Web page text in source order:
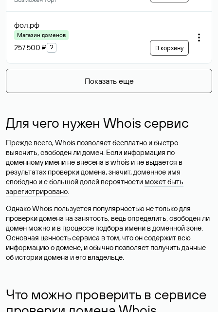
фол.рф
Магазин доменов
257 500 ₽ ? В корзину
Показать еще
Для чего нужен Whois сервис
Прежде всего, Whois позволяет бесплатно и быстро
выяснить, свободен ли домен. Если информация по
доменному имени не внесена в whois и не выдается в
результатах проверки домена, значит, доменное имя
свободно и с большой долей вероятности может быть
зарегистрировано.
Однако Whois пользуется популярностью не только для
проверки домена на занятость, ведь определить, свободен ли
домен можно и в процессе подбора имени в доменной зоне.
Основная ценность сервиса в том, что он содержит всю
информацию о домене, и обычно позволяет получить данные
об истории домена и его владельце.
Что можно проверить в сервисе